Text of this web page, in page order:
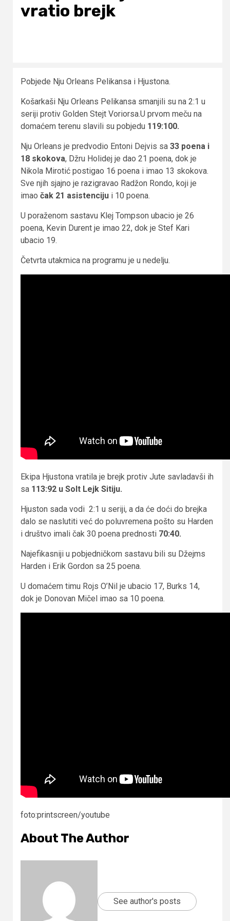
vratio brejk
Pobjede Nju Orleans Pelikansa i Hjustona.
Košarkaši Nju Orleans Pelikansa smanjili su na 2:1 u
seriji protiv Golden Stejt Voriorsa.U prvom meču na
domaćem terenu slavili su pobjedu 119:100.
Nju Orleans je predvodio Entoni Dejvis sa 33 poena i
18 skokova, Džru Holidej je dao 21 poena, dok je
Nikola Mirotić postigao 16 poena i imao 13 skokova.
Sve njih sjajno je razigravao Radžon Rondo, koji je
imao čak 21 asistenciju i 10 poena.
U poraženom sastavu Klej Tompson ubacio je 26
poena, Kevin Durent je imao 22, dok je Stef Kari
ubacio 19.
Četvrta utakmica na programu je u nedelju.
Ekipa Hjustona vratila je brejk protiv Jute savladavši ih
sa 113:92 u Solt Lejk Sitiju.
Hjuston sada vodi 2:1 u seriji, a da će doći do brejka
dalo se naslutiti već do poluvremena pošto su Harden
i društvo imali čak 30 poena prednosti 70:40.
Najefikasniji u pobjedničkom sastavu bili su Džejms
Harden i Erik Gordon sa 25 poena.
U domaćem timu Rojs O’Nil je ubacio 17, Burks 14,
dok je Donovan Mičel imao sa 10 poena.
foto:printscreen/youtube
About The Author
See author's posts